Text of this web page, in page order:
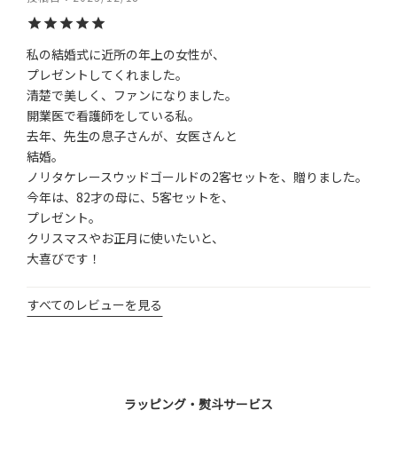
私の結婚式に近所の年上の女性が、
プレゼントしてくれました。
清楚で美しく、ファンになりました。
開業医で看護師をしている私。
去年、先生の息子さんが、女医さんと
結婚。
ノリタケレースウッドゴールドの2客セットを、贈りました。
今年は、82才の母に、5客セットを、
プレゼント。
クリスマスやお正月に使いたいと、
大喜びです！
すべてのレビューを見る
ラッピング・熨斗サービス